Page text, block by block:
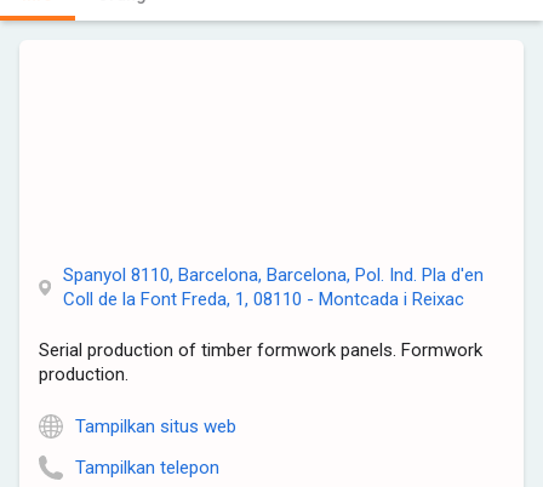
Spanyol 8110, Barcelona, Barcelona, Pol. Ind. Pla d'en
Coll de la Font Freda, 1, 08110 - Montcada i Reixac
Serial production of timber formwork panels. Formwork
production.
Tampilkan situs web
Tampilkan telepon